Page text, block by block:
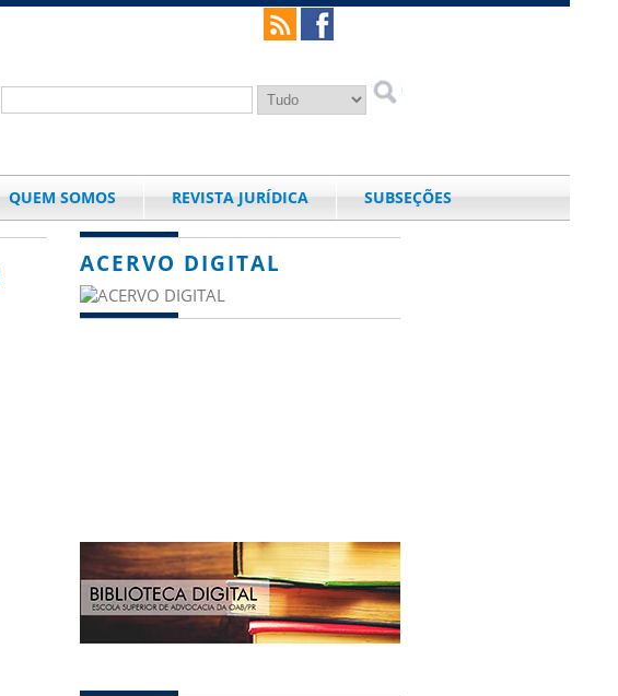
QUEM SOMOS REVISTA JURÍDICA SUBSEÇÕES
ACERVO DIGITAL